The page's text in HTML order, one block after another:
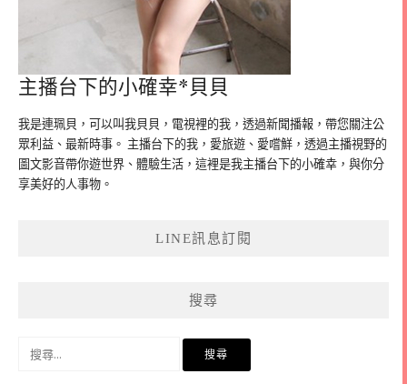
主播台下的小確幸*貝貝
我是連珮貝，可以叫我貝貝，電視裡的我，透過新聞播報，帶您關注公
眾利益、最新時事。 主播台下的我，愛旅遊、愛嚐鮮，透過主播視野的
圖文影音帶你遊世界、體驗生活，這裡是我主播台下的小確幸，與你分
享美好的人事物。
LINE訊息訂閱
搜尋